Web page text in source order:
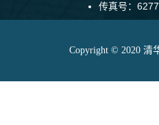
传真号：
Copyright © 2020 清